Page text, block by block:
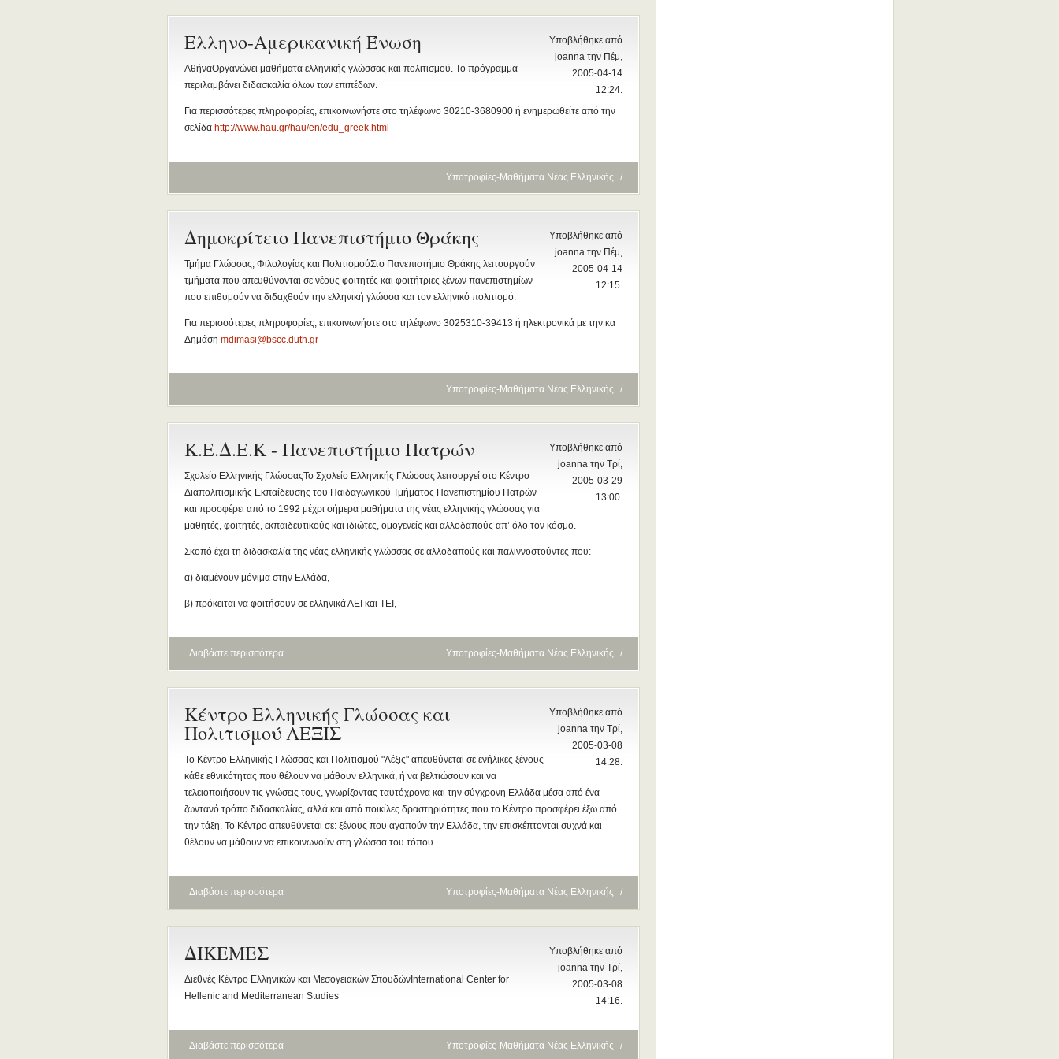
Υποβλήθηκε από
joanna την Πέμ,
2005-04-14
12:24.
Ελληνο-Αμερικανική Ένωση
ΑθήναΟργανώνει μαθήματα ελληνικής γλώσσας και πολιτισμού. Το πρόγραμμα
περιλαμβάνει διδασκαλία όλων των επιπέδων.
Για περισσότερες πληροφορίες, επικοινωνήστε στο τηλέφωνο 30210-3680900 ή ενημερωθείτε από την
σελίδα http://www.hau.gr/hau/en/edu_greek.html
Υποτροφίες-Μαθήματα Νέας Ελληνικής /
Υποβλήθηκε από
joanna την Πέμ,
2005-04-14
12:15.
Δημοκρίτειο Πανεπιστήμιο Θράκης
Τμήμα Γλώσσας, Φιλολογίας και ΠολιτισμούΣτο Πανεπιστήμιο Θράκης λειτουργούν
τμήματα που απευθύνονται σε νέους φοιτητές και φοιτήτριες ξένων πανεπιστημίων
που επιθυμούν να διδαχθούν την ελληνική γλώσσα και τον ελληνικό πολιτισμό.
Για περισσότερες πληροφορίες, επικοινωνήστε στο τηλέφωνο 3025310-39413 ή ηλεκτρονικά με την κα
Δημάση mdimasi@bscc.duth.gr
Υποτροφίες-Μαθήματα Νέας Ελληνικής /
Υποβλήθηκε από
joanna την Τρί,
2005-03-29
13:00.
Κ.Ε.Δ.Ε.Κ - Πανεπιστήμιο Πατρών
Σχολείο Ελληνικής ΓλώσσαςΤο Σχολείο Ελληνικής Γλώσσας λειτουργεί στο Κέντρο
Διαπολιτισμικής Εκπαίδευσης του Παιδαγωγικού Τμήματος Πανεπιστημίου Πατρών
και προσφέρει από το 1992 μέχρι σήμερα μαθήματα της νέας ελληνικής γλώσσας για
μαθητές, φοιτητές, εκπαιδευτικούς και ιδιώτες, ομογενείς και αλλοδαπούς απ’ όλο τον κόσμο.
Σκοπό έχει τη διδασκαλία της νέας ελληνικής γλώσσας σε αλλοδαπούς και παλιννοστούντες που:
α) διαμένουν μόνιμα στην Ελλάδα,
β) πρόκειται να φοιτήσουν σε ελληνικά ΑΕΙ και ΤΕΙ,
Υποτροφίες-Μαθήματα Νέας Ελληνικής /
Διαβάστε περισσότερα
Υποβλήθηκε από
joanna την Τρί,
2005-03-08
14:28.
Κέντρο Ελληνικής Γλώσσας και
Πολιτισμού ΛΕΞΙΣ
Το Κέντρο Ελληνικής Γλώσσας και Πολιτισμού "Λέξις" απευθύνεται σε ενήλικες ξένους
κάθε εθνικότητας που θέλουν να μάθουν ελληνικά, ή να βελτιώσουν και να
τελειοποιήσουν τις γνώσεις τους, γνωρίζοντας ταυτόχρονα και την σύγχρονη Ελλάδα μέσα από ένα
ζωντανό τρόπο διδασκαλίας, αλλά και από ποικίλες δραστηριότητες που το Κέντρο προσφέρει έξω από
την τάξη. Το Κέντρο απευθύνεται σε: ξένους που αγαπούν την Ελλάδα, την επισκέπτονται συχνά και
θέλουν να μάθουν να επικοινωνούν στη γλώσσα του τόπου
Υποτροφίες-Μαθήματα Νέας Ελληνικής /
Διαβάστε περισσότερα
Υποβλήθηκε από
joanna την Τρί,
2005-03-08
14:16.
ΔΙΚΕΜΕΣ
Διεθνές Κέντρο Ελληνικών και Μεσογειακών ΣπουδώνInternational Center for
Hellenic and Mediterranean Studies
Υποτροφίες-Μαθήματα Νέας Ελληνικής /
Διαβάστε περισσότερα